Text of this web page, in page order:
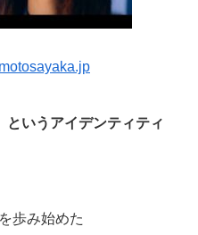
というアイデンティティ
歩み始めた